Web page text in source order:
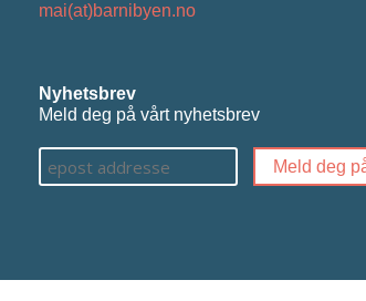
mai(at)barnibyen.no
Nyhetsbrev
Meld deg på vårt nyhetsbrev